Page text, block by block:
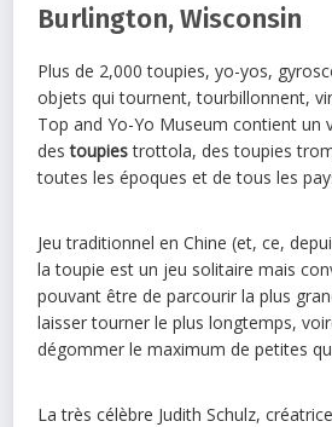
Burlington, Wisconsin
Plus de 2,000 toupies, yo-yos,
objets qui tournent, tourbillonnent,
Top and Yo-Yo Museum contient un
destoupiestrottola, des toupies
toutes les époques et de tous les
Jeu traditionnel en Chine (et, ce,
la toupie est un jeu solitaire mais
pouvant être de parcourir la plus
laisser tourner le plus longtemps,
dégommer le maximum de petites
La très célèbre Judith Schulz,